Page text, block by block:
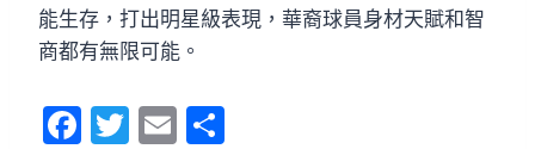
能生存，打出明星級表現，華裔球員身材天賦和智
商都有無限可能。
F
T
E